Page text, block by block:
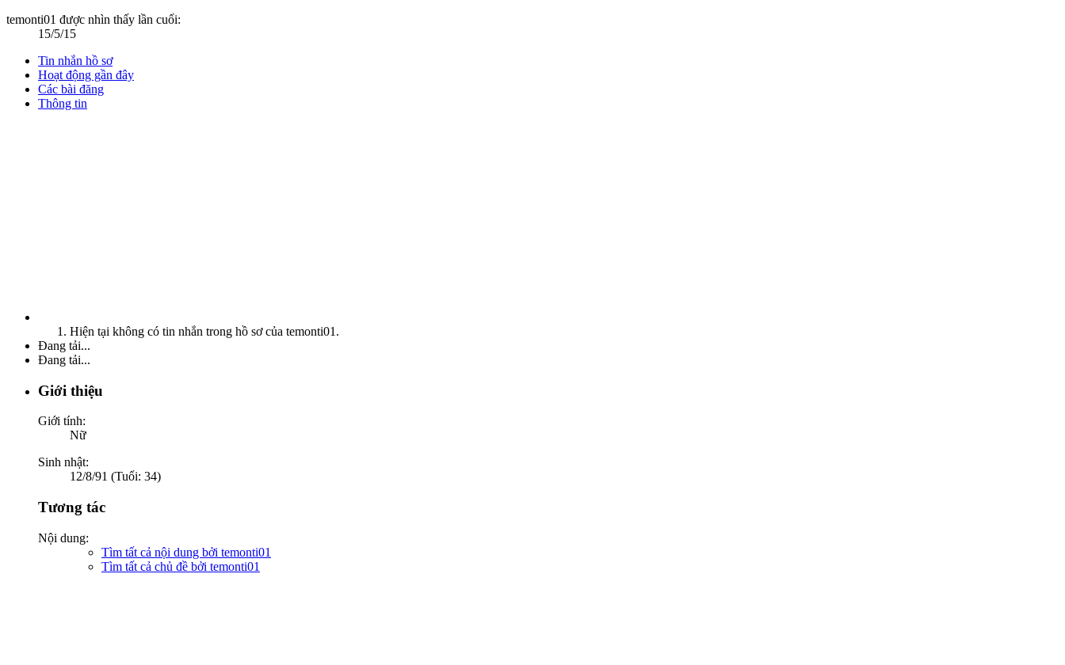
temonti01 được nhìn thấy lần cuối:
15/5/15
Tin nhắn hồ sơ
Hoạt động gần đây
Các bài đăng
Thông tin
Hiện tại không có tin nhắn trong hồ sơ của temonti01.
Đang tải...
Đang tải...
Giới thiệu
Giới tính:
Nữ
Sinh nhật:
12/8/91 (Tuổi: 34)
Tương tác
Nội dung:
Tìm tất cả nội dung bởi temonti01
Tìm tất cả chủ đề bởi temonti01